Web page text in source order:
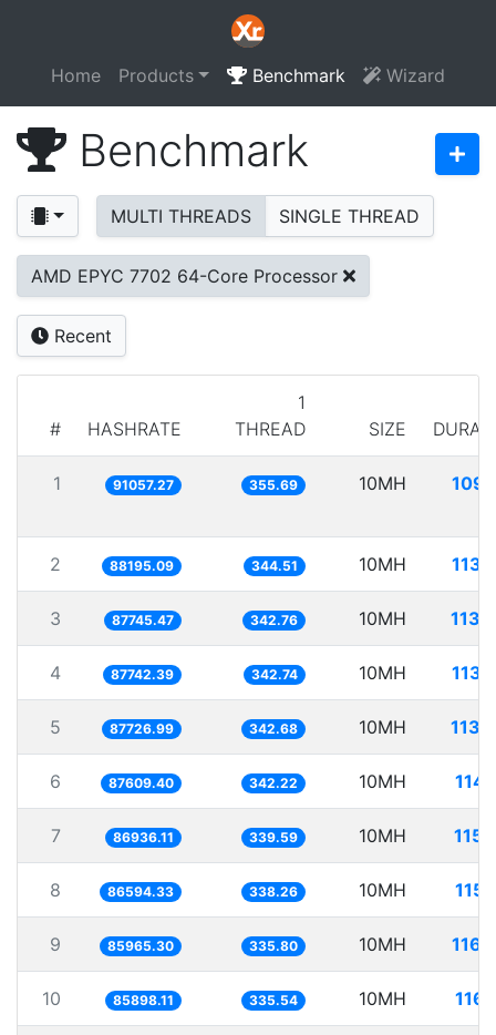
Home Products Benchmark Wizard
Benchmark
MULTI THREADS SINGLE THREAD
AMD EPYC 7702 64-Core Processor
Recent
# HASHRATE
1
THREAD
SIZE
1 91057.27 355.69 10MH
2 88195.09 344.51 10MH
3 87745.47 342.76 10MH
4 87742.39 342.74 10MH
5 87726.99 342.68 10MH
6 87609.40 342.22 10MH
7 86936.11 339.59 10MH
8 86594.33 338.26 10MH
9 85965.30 335.80 10MH
10 85898.11 335.54 10MH